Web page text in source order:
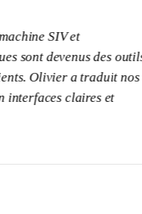
SIV et
devenus des outils
a traduit nos
claires et